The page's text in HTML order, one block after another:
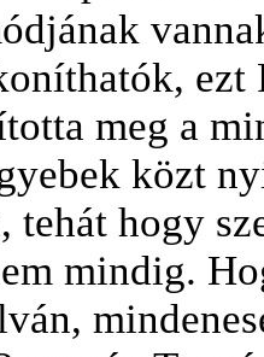
ezt
meg a
közt
tehát hogy
mindig.